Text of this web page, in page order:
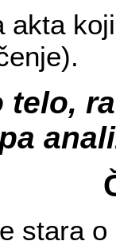
akta
telo,
stara